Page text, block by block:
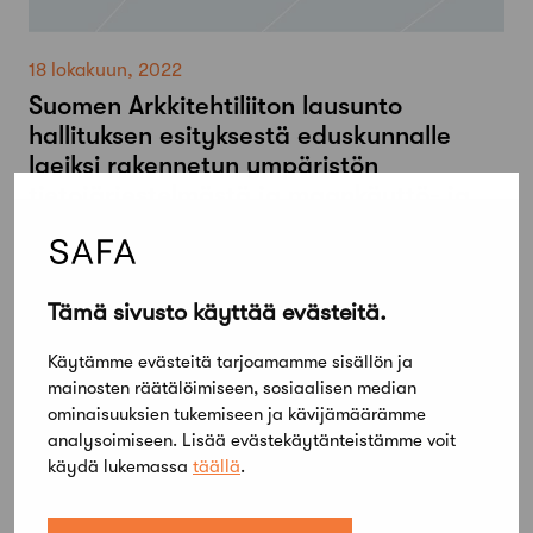
Tämä sivusto käyttää evästeitä.
Käytämme evästeitä tarjoamamme sisällön ja
mainosten räätälöimiseen, sosiaalisen median
ominaisuuksien tukemiseen ja kävijämäärämme
analysoimiseen. Lisää evästekäytänteistämme voit
käydä lukemassa täällä.
18 lokakuun, 2022
Suomen Arkkitehtiliiton lausunto
hallituksen esityksestä eduskunnalle
laeiksi rakennetun ympäristön